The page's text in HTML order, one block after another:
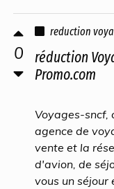
0
reduction
réduction
Promo.com
Voyages-sncf,
agence de
vente et la
d'avion, de
vous un séjour